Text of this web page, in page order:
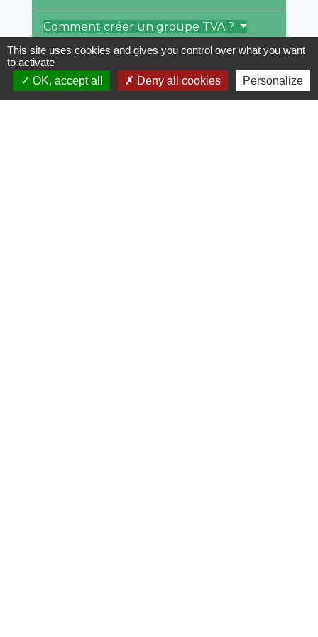
Comment créer un groupe TVA ?
Quelles sont les relations entre les
membres du groupe TVA ?
This site uses cookies and gives you control over what you want
to activate
OK, accept all
Deny all cookies Personalize